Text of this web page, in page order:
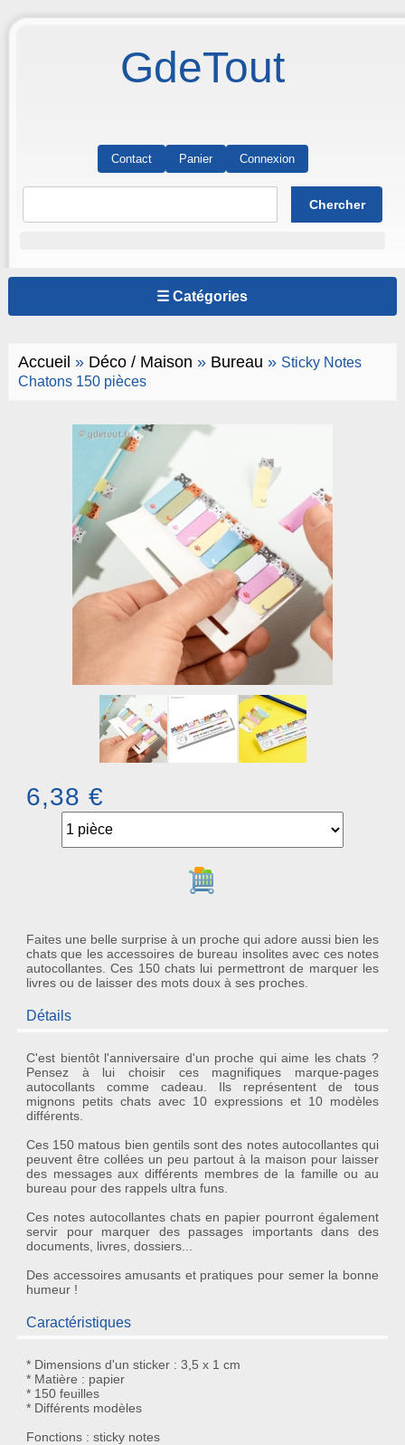
GdeTout
Contact Panier Connexion
☰ Catégories
Accueil » Déco / Maison » Bureau » Sticky Notes
Chatons 150 pièces
6,38 €
Ajouter au panier
Faites une belle surprise à un proche qui adore aussi bien les
chats que les accessoires de bureau insolites avec ces notes
autocollantes. Ces 150 chats lui permettront de marquer les
livres ou de laisser des mots doux à ses proches.
Détails
C'est bientôt l'anniversaire d'un proche qui aime les chats ?
Pensez à lui choisir ces magnifiques marque-pages
autocollants comme cadeau. Ils représentent de tous
mignons petitschatsavec 10 expressions et 10 modèles
différents.
Ces 150 matous bien gentils sont des notes autocollantesqui
peuvent être collées un peu partout à la maison pour laisser
des messages aux différents membres de la famille ou au
bureau pour des rappels ultra funs.
Cesnotes autocollantes chats en papier pourront également
servir pour marquer des passages importants dans des
documents, livres, dossiers...
Des accessoires amusants et pratiques pour semer la bonne
humeur !
Caractéristiques
* Dimensions d'un sticker : 3,5 x 1 cm
* Matière : papier
* 150 feuilles
* Différents modèles
Fonctions : sticky notes